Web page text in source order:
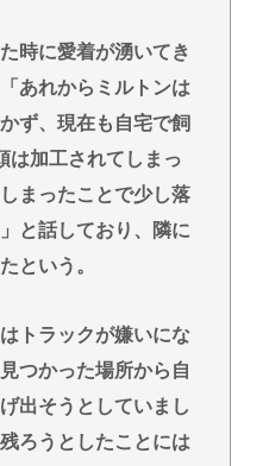
時に愛着が湧いてき
あれからミルトンは
ず、現在も自宅で飼
は加工されてしまっ
まったことで少し落
と話しており、隣に
という。
トラックが嫌いにな
つかった場所から自
出そうとしていまし
ろうとしたことには